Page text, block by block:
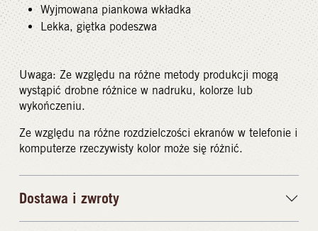
Wyjmowana piankowa wkładka
Lekka, giętka podeszwa
Uwaga: Ze względu na różne metody produkcji mogą
wystąpić drobne różnice w nadruku, kolorze lub
wykończeniu.
Ze względu na różne rozdzielczości ekranów w telefonie i
komputerze rzeczywisty kolor może się różnić.
Dostawa i zwroty